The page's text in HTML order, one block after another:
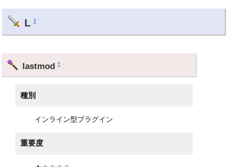
L †
lastmod†
種別
インライン型プラグイン
重要度